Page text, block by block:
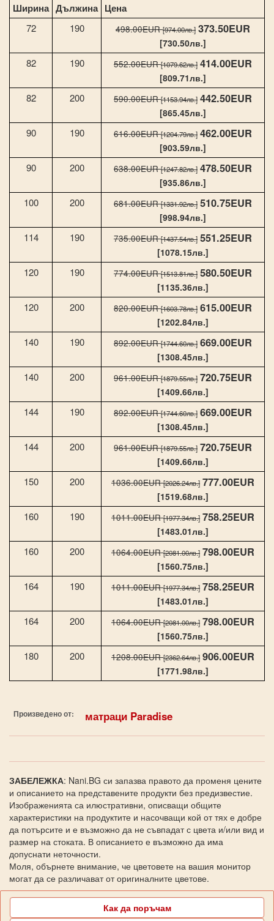
Ширина Дължина Цена
72 190 498.00EUR[974.00лв.] 373.50EUR
[730.50лв.]
82 190 552.00EUR[1079.62лв.] 414.00EUR
[809.71лв.]
82 200 590.00EUR[1153.94лв.] 442.50EUR
[865.45лв.]
90 190 616.00EUR[1204.79лв.] 462.00EUR
[903.59лв.]
90 200 638.00EUR[1247.82лв.] 478.50EUR
[935.86лв.]
100 200 681.00EUR[1331.92лв.] 510.75EUR
[998.94лв.]
114 190 735.00EUR[1437.54лв.] 551.25EUR
[1078.15лв.]
120 190 774.00EUR[1513.81лв.] 580.50EUR
[1135.36лв.]
120 200 820.00EUR[1603.78лв.] 615.00EUR
[1202.84лв.]
140 190 892.00EUR[1744.60лв.] 669.00EUR
[1308.45лв.]
140 200 961.00EUR[1879.55лв.] 720.75EUR
[1409.66лв.]
144 190 892.00EUR[1744.60лв.] 669.00EUR
[1308.45лв.]
144 200 961.00EUR[1879.55лв.] 720.75EUR
[1409.66лв.]
150 200 1036.00EUR[2026.24лв.] 777.00EUR
[1519.68лв.]
160 190 1011.00EUR[1977.34лв.] 758.25EUR
[1483.01лв.]
160 200 1064.00EUR[2081.00лв.] 798.00EUR
[1560.75лв.]
164 190 1011.00EUR[1977.34лв.] 758.25EUR
[1483.01лв.]
164 200 1064.00EUR[2081.00лв.] 798.00EUR
[1560.75лв.]
180 200 1208.00EUR[2362.64лв.] 906.00EUR
[1771.98лв.]
Произведено от: матраци Paradise‎
ЗАБЕЛЕЖКА: Nani.BG си запазва правото да променя цените
и описанието на представените продукти без предизвестие.
Изображенията са илюстративни, описващи общите
характеристики на продуктите и насочващи кой от тях е добре
да потърсите и е възможно да не съвпадат с цвета и/или вид и
размер на стоката. В описанието е възможно да има
допуснати неточности.
Моля, обърнете внимание, че цветовете на вашия монитор
могат да се различават от оригиналните цветове.
Как да поръчам